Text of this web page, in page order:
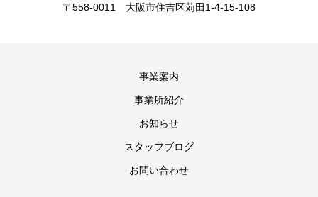
〒558-0011 大阪市住吉区苅田1-4-15-108
事業案内
事業所紹介
お知らせ
スタッフブログ
お問い合わせ